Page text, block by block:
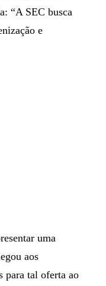
“A SEC busca
e
uma
aos
para tal oferta ao